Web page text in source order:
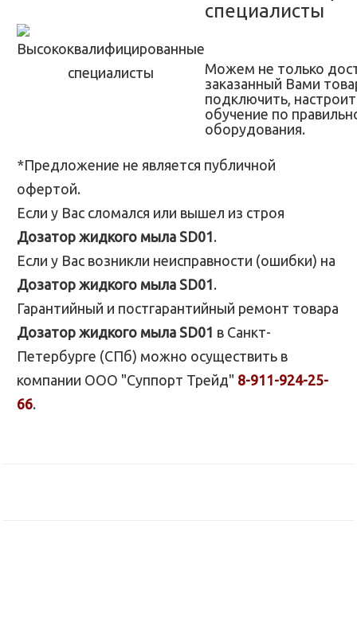
специалисты
Можем не только
заказанный Вами
подключить,
обучение по
оборудования.
*Предложение не является публичной
офертой.
Если у Вас сломался или вышел из строя
Дозатор жидкого мыла SD01.
Если у Вас возникли неисправности (ошибки) на
Дозатор жидкого мыла SD01.
Гарантийный и постгарантийный ремонт товара
Дозатор жидкого мыла SD01 в Санкт-
Петербурге (СПб) можно осуществить в
компании ООО "Суппорт Трейд" 8-911-924-25-
66.